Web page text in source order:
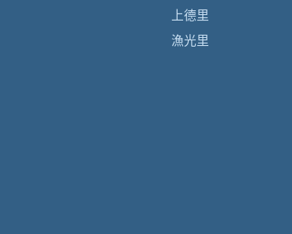
上德里
漁光里